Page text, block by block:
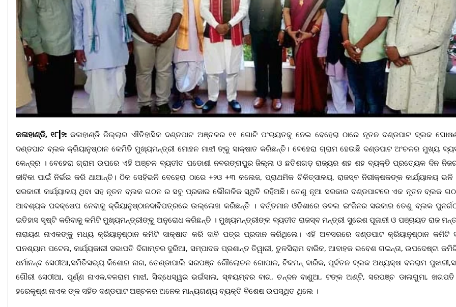
କଳାହାଣ୍ଡି, ୧୮|୨: କଳାହାଣ୍ଡି ଜିଲ୍ଲାର ଐତିହାସିକ ଦଣ୍ଡପାଟ ଅଞ୍ଚଳର ୧୧ ଗୋଟି ପଂଚାୟତକୁ ନେଇ ବେହେରା ଠାରେ ନୂତନ ଦଣ୍ଡପାଟ ବ୍ଲକ
ଦଣ୍ଡପାଟ ବ୍ଲକ କ୍ରିୟାନୁଷ୍ଠାନ କେମିତି ମୁଖ୍ୟମନ୍ତ୍ରୀ ମୋହନ ମାଝୀ ଙ୍କୁ ସାକ୍ଷାତ କରିଛନ୍ତି। ବେହେରା ଗ୍ରାମ ହେଉଛି ଦଣ୍ଡପାଟ ଅଂଚଳର ମୁଖ୍ୟ
କେନ୍ଦ୍ର । ବେହେରା ଗ୍ରାମ ଉପରେ ଏହି ଅଞ୍ଚଳ ବ୍ୟତୀତ ପଡୋଶୀ ନବରଙ୍ଗପୁର ଜିଲ୍ଲା ଓ ଛତିଶଗଡ଼ ରାଜ୍ୟର ଶହ ଶହ ବ୍ୟକ୍ତି ପ୍ରତ୍ୟେକ ଦିନ
ଜୀବିକା ପାଇଁ ନିର୍ଭର କରି ଥାଆନ୍ତି। ଠିକ ସେହିଭଳି ବେହେରା ଠାରେ +୨ଓ +୩ କଲେଜ, ପ୍ରାଥମିକ ଚିକିତ୍ସାଳୟ, ରାଜସ୍ବ ନିରୀକ୍ଷକଙ୍କ କାର୍ଯ୍ୟାଳୟ
ସରକାରୀ କାର୍ଯ୍ୟାଳୟ ଥିବା ସହ ନୂତନ ବ୍ଲକ ଗଠନ ର ସବୁ ପ୍ରକାର ଭୌଗଳିକ ସ୍ଥିତି ରହିଅଛି। ତେଣୁ ନୂଆ ସରକାର ଦଣ୍ଡପାଟରେ ଏକ ନୂତନ ବ୍ଲକ
ଆବଶ୍ୟକ ପଦକ୍ଷେପ ନେବାକୁ କ୍ରିୟାନୁଷ୍ଠାନଦାବିପତ୍ରରେ ଉଲ୍ଲେଖ କରିଛନ୍ତି । ବର୍ତ୍ତମାନ ଓଡିଶାରେ ଡବଲ ଇଂଜିନର ସରକାର ତେଣୁ ବ୍ଲକ
ଇତିହାସ ସୃଷ୍ଟି କରିବାକୁ କମିଟି ମୁଖ୍ୟମନ୍ତ୍ରୀଙ୍କୁ ଅନୁରୋଧ କରିଛନ୍ତି । ମୁଖ୍ୟମନ୍ତ୍ରୀଙ୍କ ବ୍ୟତୀତ ରାଜସ୍ବ ମନ୍ତ୍ରୀ ସୁରେଶ ପୂଜାରୀ ଓ ପଞ୍ଚାୟତ ରାଜ
ନାରାୟଣ ନାଏକଙ୍କୁ ମଧ୍ୟ କ୍ରିୟାନୁଷ୍ଠାନ କମିଟି ସାକ୍ଷାତ କରି ଦାବି ପତ୍ର ପ୍ରଦାନ କରିଥିଲେ। ଏହି ଅବସରରେ ଦଣ୍ଡପାଟ କ୍ରିୟାନୁଷ୍ଠାନ କମିଟି
ଘନଶ୍ୟାମ ପଟେଲ, କାର୍ଯ୍ୟକାରୀ ସଭାପତି ଦିଗାମ୍ବର ଦୁରିଆ, ସମ୍ପାଦକ ପ୍ରଶାନ୍ତ ତିୱାରୀ, ତୁଳସିରାମ ବାରିକ, ଆବାହକ ଭବେଶ ଗଇନ୍ତା, ଉପଦେଷ୍ଟା
ଧର୍ମାନନ୍ଦ ସେଠୀଆ,ସମିତିସଭ୍ୟ କିଶୋର ନାଗ, ତେଣ୍ଡାପାଲି ସରପଞ୍ଚ ଗୌଲୋଚନ ଗୋପାଳ, ଟିକମନ୍ ବାରିକ, ପୂର୍ବତନ ବ୍ଲକ ଅଧ୍ୟକ୍ଷ ବଳରାମ
ଗୌରୀ ସେଠୀଆ, ପୂର୍ଣ୍ଣ ନାଏକ,ବଳରାମ ମାଝୀ, ସିଦ୍ଧେସ୍ୱର ଭଇଁସାଲ, ସ୍ଵୟମ୍ବର ବାଗ, ଚନ୍ଦନ ବାଣୁଆ, ଟଙ୍କ ଅଣ୍ଟି, ସରପଞ୍ଚ ଡାଲଗୁମା, ଖଗପତି
ହରେକୃଷ୍ଣ ନାଏକ ଙ୍କ ସହିତ ଦଣ୍ଡପାଟ ଅଞ୍ଚଳର ଅନେକ ମାନ୍ୟଗଣ୍ୟ ବ୍ୟକ୍ତି ବିଶେଷ ଉପସ୍ଥିତ ଥିଲେ ।